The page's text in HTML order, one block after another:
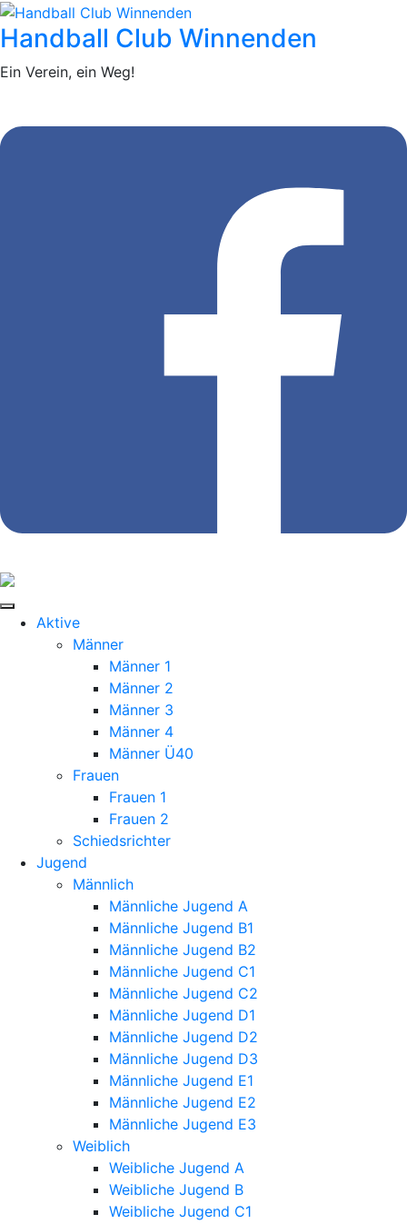
Handball Club Winnenden
Ein Verein, ein Weg!
Aktive
Männer
Männer 1
Männer 2
Männer 3
Männer 4
Männer Ü40
Frauen
Frauen 1
Frauen 2
Schiedsrichter
Jugend
Männlich
Männliche Jugend A
Männliche Jugend B1
Männliche Jugend B2
Männliche Jugend C1
Männliche Jugend C2
Männliche Jugend D1
Männliche Jugend D2
Männliche Jugend D3
Männliche Jugend E1
Männliche Jugend E2
Männliche Jugend E3
Weiblich
Weibliche Jugend A
Weibliche Jugend B
Weibliche Jugend C1